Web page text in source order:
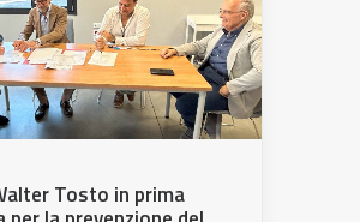
Tosto in prima